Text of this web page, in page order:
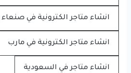
انشاء متاجر الكترونية في صنعاء
انشاء متاجر الكترونية في مارب
انشاء متاجر في السعودية